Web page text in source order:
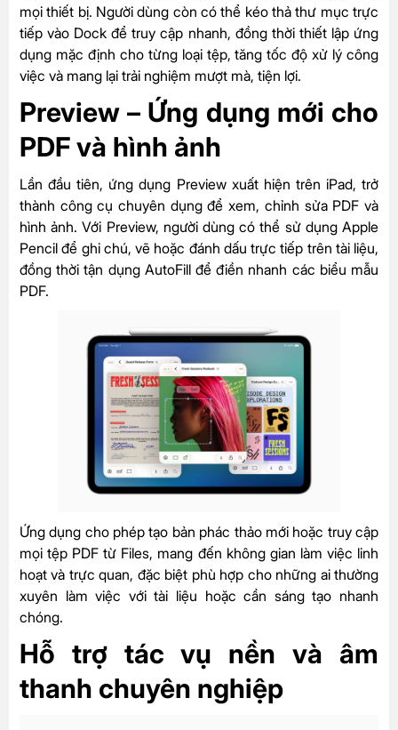
mọi thiết bị. Người dùng còn có thể kéo thả thư mục trực
tiếp vào Dock để truy cập nhanh, đồng thời thiết lập ứng
dụng mặc định cho từng loại tệp, tăng tốc độ xử lý công
việc và mang lại trải nghiệm mượt mà, tiện lợi.
Preview – Ứng dụng mới cho
PDF và hình ảnh
Lần đầu tiên, ứng dụng Preview xuất hiện trên iPad, trở
thành công cụ chuyên dụng để xem, chỉnh sửa PDF và
hình ảnh. Với Preview, người dùng có thể sử dụng Apple
Pencil để ghi chú, vẽ hoặc đánh dấu trực tiếp trên tài liệu,
đồng thời tận dụng AutoFill để điền nhanh các biểu mẫu
PDF.
Ứng dụng cho phép tạo bản phác thảo mới hoặc truy cập
mọi tệp PDF từ Files, mang đến không gian làm việc linh
hoạt và trực quan, đặc biệt phù hợp cho những ai thường
xuyên làm việc với tài liệu hoặc cần sáng tạo nhanh
chóng.
Hỗ trợ tác vụ nền và âm
thanh chuyên nghiệp